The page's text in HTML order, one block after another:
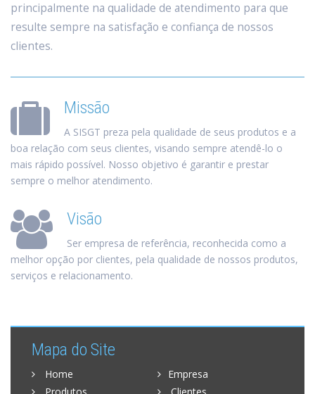
principalmente na qualidade de atendimento para que
resulte sempre na satisfação e confiança de nossos
clientes.
Missão
A SISGT preza pela qualidade de seus produtos e a
boa relação com seus clientes, visando sempre atendê-lo o
mais rápido possível. Nosso objetivo é garantir e prestar
sempre o melhor atendimento.
Visão
Ser empresa de referência, reconhecida como a
melhor opção por clientes, pela qualidade de nossos produtos,
serviços e relacionamento.
Mapa do Site
Home
Empresa